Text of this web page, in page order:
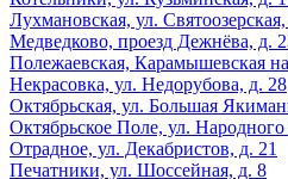
Лухмановская, ул.
Медведково, проезд Дежнёва, д.
Полежаевская, Карамышевская
Некрасовка, ул. Недорубова, д. 28
Октябрьская, ул. Большая
Октябрьское Поле, ул.
Отрадное, ул. Декабристов, д. 21
Печатники, ул. Шоссейная, д. 8